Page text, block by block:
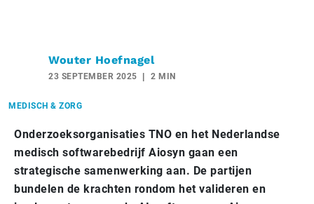
Wouter Hoefnagel
23 SEPTEMBER 2025 2 MIN
MEDISCH & ZORG
Onderzoeksorganisaties TNO en het Nederlandse
medisch softwarebedrijf Aiosyn gaan een
strategische samenwerking aan. De partijen
bundelen de krachten rondom het valideren en